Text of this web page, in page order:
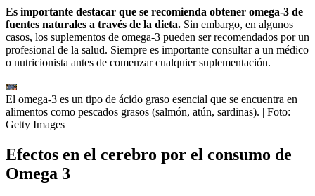
Es importante destacar que se recomienda obtener omega-3 de
fuentes naturales a través de la dieta. Sin embargo, en algunos
casos, los suplementos de omega-3 pueden ser recomendados por un
profesional de la salud. Siempre es importante consultar a un médico
o nutricionista antes de comenzar cualquier suplementación.
El omega-3 es un tipo de ácido graso esencial que se encuentra en
alimentos como pescados grasos (salmón, atún, sardinas). | Foto:
Getty Images
Efectos en el cerebro por el consumo de
Omega 3